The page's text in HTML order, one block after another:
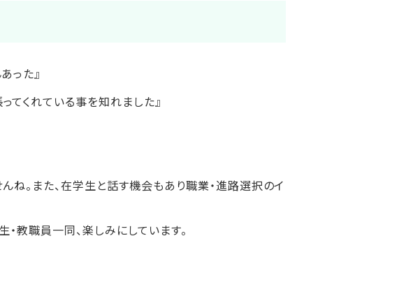
った』
くれている事を知れました』
ね。また、在学生と話す機会もあり職業・進路選択のイ
教職員一同、楽しみにしています。